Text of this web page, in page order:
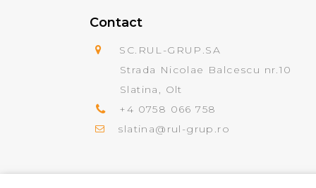
Contact
SC.RUL-GRUP.SA
Strada Nicolae Balcescu nr.10
Slatina, Olt
+4 0758 066 758
slatina@rul-grup.ro